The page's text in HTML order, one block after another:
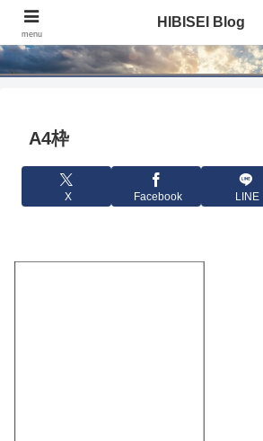
HIBISEI Blog
A4枠
X Facebook LINE
menu
HIBISEI Blog